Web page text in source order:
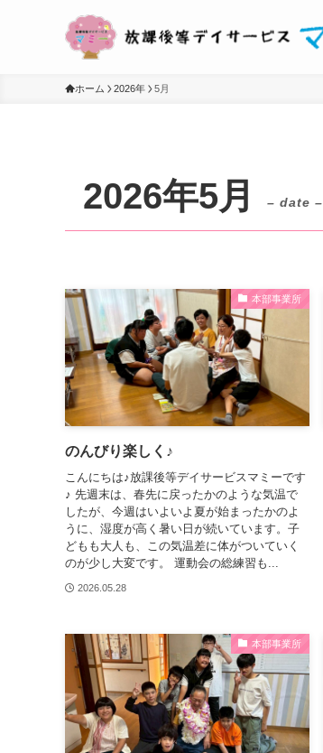
ホーム 2026年 5月
2026年5月 – date –
本部事業所
のんびり楽しく♪
こんにちは♪放課後等デイサービスマミーです
♪ 先週末は、春先に戻ったかのような気温で
したが、今週はいよいよ夏が始まったかのよ
うに、湿度が高く暑い日が続いています。子
どもも大人も、この気温差に体がついていく
のが少し大変です。 運動会の総練習も...
2026.05.28
本部事業所